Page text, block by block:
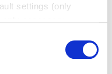
settings (only
updated at any time